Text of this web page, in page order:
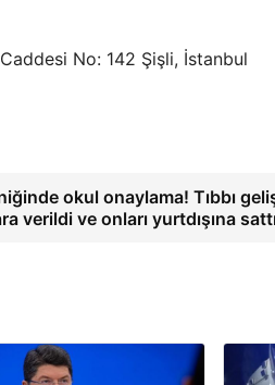
No: 142 Şişli, İstanbul
okul onaylama! Tıbbı
verildi ve onları yurtdışına